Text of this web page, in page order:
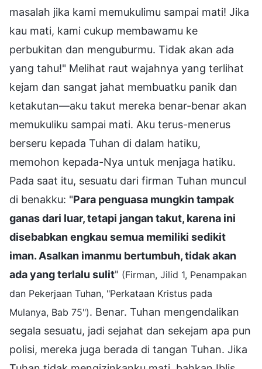
masalah jika kami memukulimu sampai mati! Jika
kau mati, kami cukup membawamu ke
perbukitan dan menguburmu. Tidak akan ada
yang tahu!" Melihat raut wajahnya yang terlihat
kejam dan sangat jahat membuatku panik dan
ketakutan—aku takut mereka benar-benar akan
memukuliku sampai mati. Aku terus-menerus
berseru kepada Tuhan di dalam hatiku,
memohon kepada-Nya untuk menjaga hatiku.
Pada saat itu, sesuatu dari firman Tuhan muncul
di benakku: "Para penguasa mungkin tampak
ganas dari luar, tetapi jangan takut, karena ini
disebabkan engkau semua memiliki sedikit
iman. Asalkan imanmu bertumbuh, tidak akan
ada yang terlalu sulit" (Firman, Jilid 1, Penampakan
dan Pekerjaan Tuhan, "Perkataan Kristus pada
Mulanya, Bab 75"). Benar. Tuhan mengendalikan
segala sesuatu, jadi sejahat dan sekejam apa pun
polisi, mereka juga berada di tangan Tuhan. Jika